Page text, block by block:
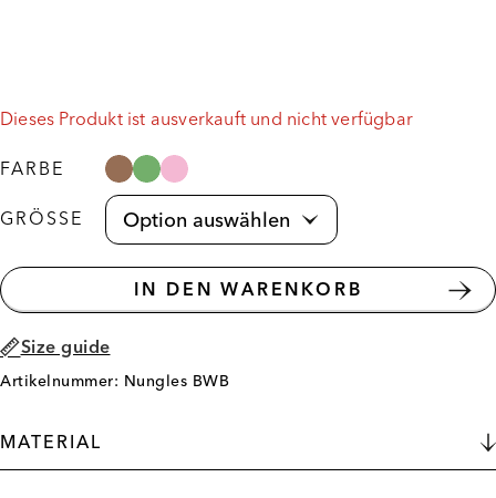
Dieses Produkt ist ausverkauft und nicht verfügbar
FARBE
GRÖSSE
IN DEN WARENKORB
Size guide
Artikelnummer: Nungles BWB
MATERIAL